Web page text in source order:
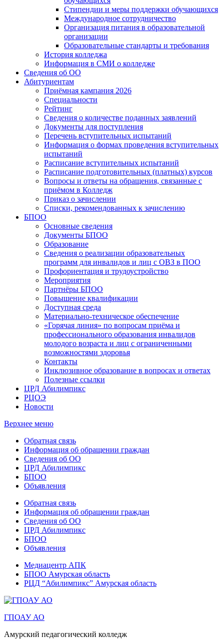
Стипендии и меры поддержки обучающихся
Международное сотрудничество
Организация питания в образовательной
организации
Образовательные стандарты и требования
История колледжа
Информация в СМИ о колледже
Сведения об ОО
Абитуриентам
Приёмная кампания 2026
Специальности
Рейтинг
Сведения о количестве поданных заявлений
Документы для поступления
Перечень вступительных испытаний
Информация о формах проведения вступительных
испытаний
Расписание вступительных испытаний
Расписание подготовительных (платных) курсов
Вопросы и ответы на обращения, связанные с
приёмом в Колледж
Приказ о зачислении
Списки, рекомендованных к зачислению
БПОО
Основные сведения
Документы БПОО
Образование
Сведения о реализации образовательных
программ для инвалидов и лиц с ОВЗ в ПОО
Профориентация и трудоустройство
Мероприятия
Партнёры БПОО
Повышение квалификации
Доступная среда
Материально-техническое обеспечение
«Горячая линия» по вопросам приёма и
профессионального образования инвалидов
молодого возраста и лиц с ограниченными
возможностями здоровья
Контакты
Инклюзивное образование в вопросах и ответах
Полезные ссылки
ЦРД Абилимпикс
РЦОЭ
Новости
Верхнее меню
Обратная связь
Информация об обращении граждан
Сведения об ОО
ЦРД Абилимпикс
БПОО
Объявления
Обратная связь
Информация об обращении граждан
Сведения об ОО
ЦРД Абилимпикс
БПОО
Объявления
Медиацентр АПК
БПОО Амурская область
РЦД “Абилимпикс” Амурская область
ГПОАУ АО
Амурский педагогический колледж